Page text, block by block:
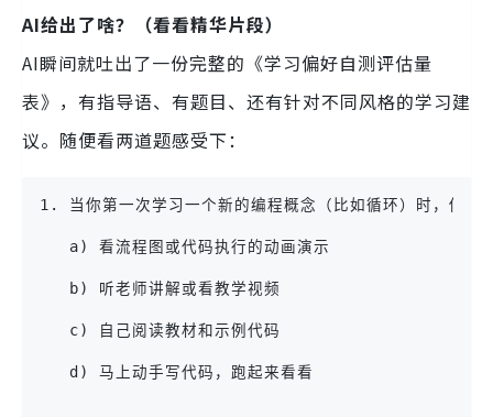
AI给出了啥？（看看精华片段）
AI瞬间就吐出了一份完整的《学习偏好自测评估量
表》，有指导语、有题目、还有针对不同风格的学习建
议。随便看两道题感受下：
1. 当你第一次学习一个新的编程概念（比如循环）时，你更
   a) 看流程图或代码执行的动画演示
   b) 听老师讲解或看教学视频
   c) 自己阅读教材和示例代码
   d) 马上动手写代码，跑起来看看